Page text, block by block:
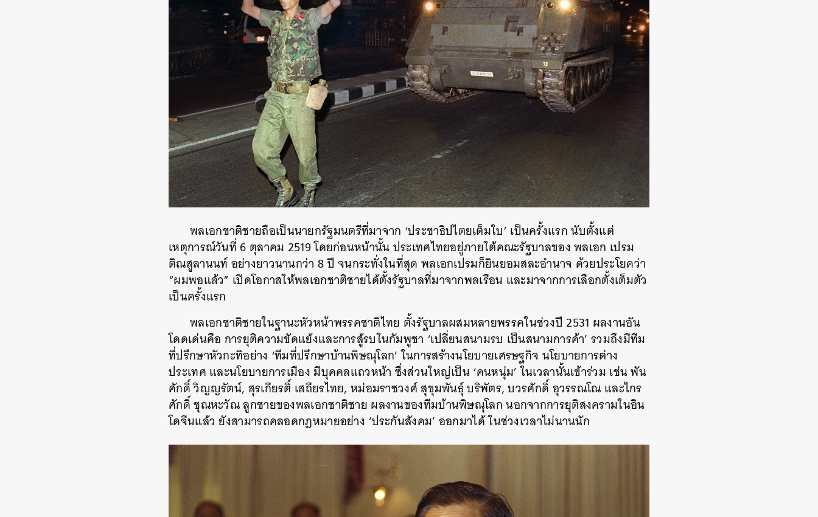
พลเอกชาติชายถือเป็นนายกรัฐมนตรีที่มาจาก ‘ประชาธิปไตยเต็มใบ’ เป็นครั้งแรก นับตั้งแต่
เหตุการณ์วันที่ 6 ตุลาคม 2519 โดยก่อนหน้านั้น ประเทศไทยอยู่ภายใต้คณะรัฐบาลของ พลเอก เปรม
ติณสูลานนท์ อย่างยาวนานกว่า 8 ปี จนกระทั่งในที่สุด พลเอกเปรมก็ยินยอมสละอำนาจ ด้วยประโยคว่า
“ผมพอแล้ว” เปิดโอกาสให้พลเอกชาติชายได้ตั้งรัฐบาลที่มาจากพลเรือน และมาจากการเลือกตั้งเต็มตัว
เป็นครั้งแรก
พลเอกชาติชายในฐานะหัวหน้าพรรคชาติไทย ตั้งรัฐบาลผสมหลายพรรคในช่วงปี 2531 ผลงานอัน
โดดเด่นคือ การยุติความขัดแย้งและการสู้รบในกัมพูชา ‘เปลี่ยนสนามรบ เป็นสนามการค้า’ รวมถึงมีทีม
ที่ปรึกษาหัวกะทิอย่าง ‘ทีมที่ปรึกษาบ้านพิษณุโลก’ ในการสร้างนโยบายเศรษฐกิจ นโยบายการต่าง
ประเทศ และนโยบายการเมือง มีบุคคลแถวหน้า ซึ่งส่วนใหญ่เป็น ‘คนหนุ่ม’ ในเวลานั้นเข้าร่วม เช่น พัน
ศักดิ์ วิญญรัตน์, สุรเกียรติ์ เสถียรไทย, หม่อมราชวงศ์ สุขุมพันธุ์ บริพัตร, บวรศักดิ์ อุวรรณโณ และไกร
ศักดิ์ ชุณหะวัณ ลูกชายของพลเอกชาติชาย ผลงานของทีมบ้านพิษณุโลก นอกจากการยุติสงครามในอิน
โดจีนแล้ว ยังสามารถคลอดกฎหมายอย่าง ‘ประกันสังคม’ ออกมาได้ ในช่วงเวลาไม่นานนัก